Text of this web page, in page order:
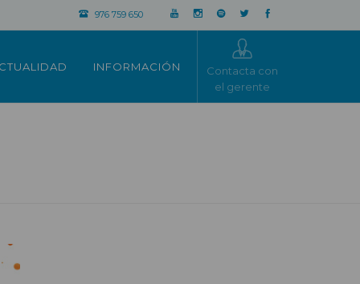
976 759 650
INFORMACIÓN
Contacta con
el gerente